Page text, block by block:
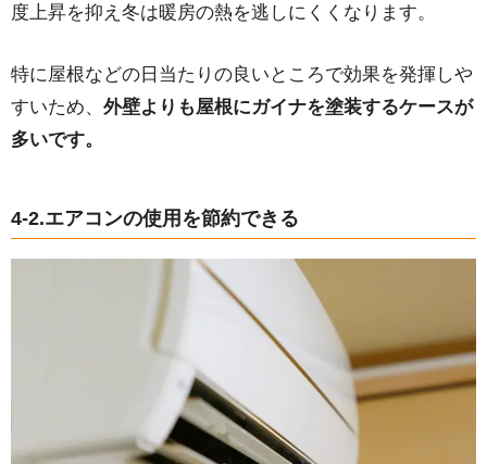
度上昇を抑え冬は暖房の熱を逃しにくくなります。
特に屋根などの日当たりの良いところで効果を発揮しや
すいため、 外壁よりも屋根にガイナを塗装するケースが
多いです。
4-2.エアコンの使用を節約できる